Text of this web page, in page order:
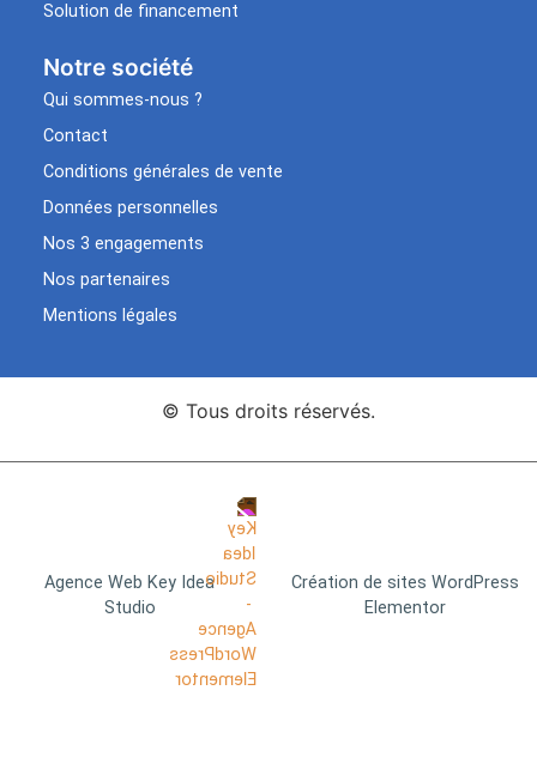
Solution de financement
Notre société
Qui sommes-nous ?
Contact
Conditions générales de vente
Données personnelles
Nos 3 engagements
Nos partenaires
Mentions légales
© Tous droits réservés.
Agence Web Key Idea
Studio
Création de sites WordPress
Elementor